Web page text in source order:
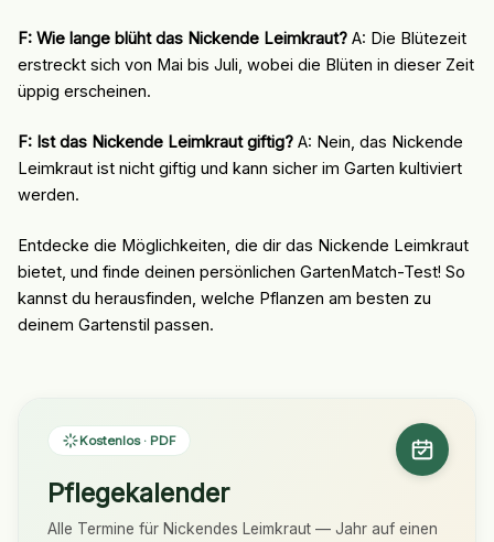
F: Wie lange blüht das Nickende Leimkraut?A: Die Blütezeit
erstreckt sich von Mai bis Juli, wobei die Blüten in dieser Zeit
üppig erscheinen.
F: Ist das Nickende Leimkraut giftig?A: Nein, das Nickende
Leimkraut ist nicht giftig und kann sicher im Garten kultiviert
werden.
Entdecke die Möglichkeiten, die dir das Nickende Leimkraut
bietet, und finde deinen persönlichen GartenMatch-Test! So
kannst du herausfinden, welche Pflanzen am besten zu
deinem Gartenstil passen.
Kostenlos · PDF
Pflegekalender
Alle Termine für Nickendes Leimkraut — Jahr auf einen